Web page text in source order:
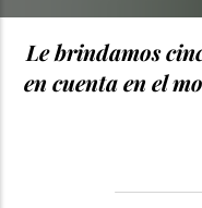
Le brindamos
en cuenta en el